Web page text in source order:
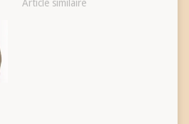
Article similaire